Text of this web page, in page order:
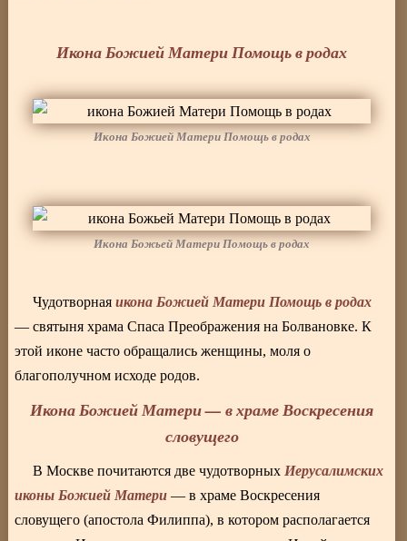
Икона Божией Матери Помощь в родах
Икона Божией Матери Помощь в родах
Икона Божьей Матери Помощь в родах
Чудотворнаяикона Божией Матери Помощь в родах
— святыня храма Спаса Преображения на Болвановке. К
этой иконе часто обращались женщины, моля о
благополучном исходе родов.
Икона Божией Матери — в храме Воскресения
словущего
В Москве почитаются две чудотворных Иерусалимских
иконы Божией Матери — в храме Воскресения
словущего (апостола Филиппа), в котором располагается